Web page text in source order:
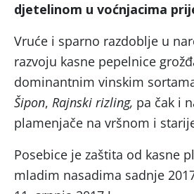
djetelinom u voćnjacima
Vruće i sparno razdoblje u
razvoju kasne pepelnice
dominantnim vinskim
Šipon, Rajnski rizling, pa čak i
plamenjače na vršnom i
Posebice je zaštita od kasne
mladim nasadima sadnje